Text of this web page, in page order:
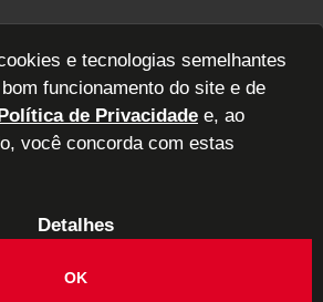
das Indústrias de Móveis de Alta
e tecnologias semelhantes
funcionamento do site e de
de Privacidade e, ao
você concorda com estas
Detalhes
OK